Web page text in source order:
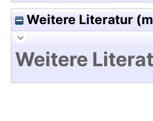
Weitere Literatur
Weitere